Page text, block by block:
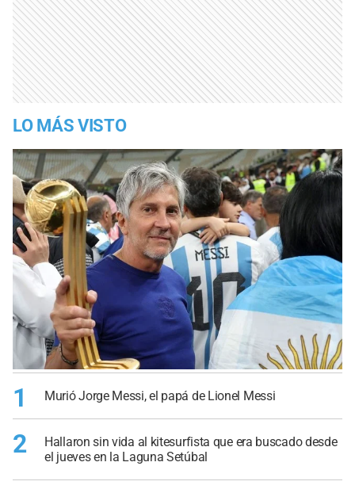
LO MÁS VISTO
1 Murió Jorge Messi, el papá de Lionel Messi
2
Hallaron sin vida al kitesurfista que era buscado desde
el jueves en la Laguna Setúbal